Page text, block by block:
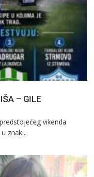
– GILE
vikenda
znak...